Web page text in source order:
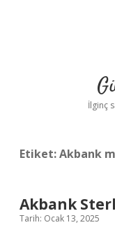
İlginç
Etiket:Akbank
Akbank
Tarih: Ocak 13, 2025